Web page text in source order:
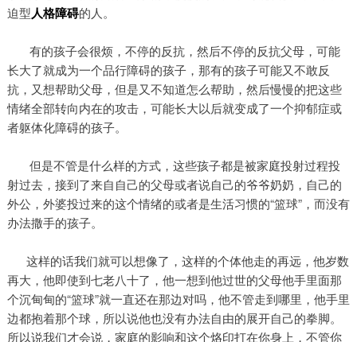
迫型人格障碍的人。
有的孩子会很烦，不停的反抗，然后不停的反抗父母，可能
长大了就成为一个品行障碍的孩子，那有的孩子可能又不敢反
抗，又想帮助父母，但是又不知道怎么帮助，然后慢慢的把这些
情绪全部转向内在的攻击，可能长大以后就变成了一个抑郁症或
者躯体化障碍的孩子。
但是不管是什么样的方式，这些孩子都是被家庭投射过程投
射过去，接到了来自自己的父母或者说自己的爷爷奶奶，自己的
外公，外婆投过来的这个情绪的或者是生活习惯的“篮球”，而没有
办法撒手的孩子。
这样的话我们就可以想像了，这样的个体他走的再远，他岁数
再大，他即使到七老八十了，他一想到他过世的父母他手里面那
个沉甸甸的“篮球”就一直还在那边对吗，他不管走到哪里，他手里
边都抱着那个球，所以说他也没有办法自由的展开自己的拳脚。
所以说我们才会说，家庭的影响和这个烙印打在你身上，不管你